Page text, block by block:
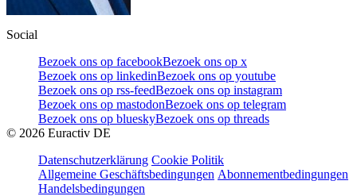
Social
Bezoek ons op facebookBezoek ons op x
Bezoek ons op linkedinBezoek ons op youtube
Bezoek ons op rss-feedBezoek ons op instagram
Bezoek ons op mastodonBezoek ons op telegram
Bezoek ons op blueskyBezoek ons op threads
© 2026 Euractiv DE
Datenschutzerklärung Cookie Politik
Allgemeine Geschäftsbedingungen Abonnementbedingungen
Handelsbedingungen